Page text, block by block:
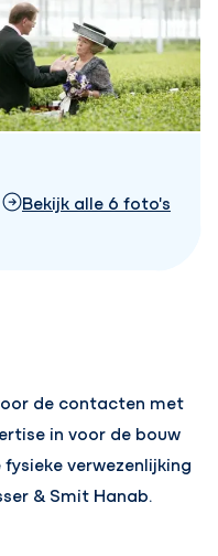
Bekijk alle 6 foto's
de contacten met
in voor de bouw
verwezenlijking
& Smit Hanab.